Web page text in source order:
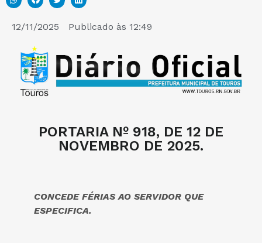
12/11/2025 Publicado às 12:49
PORTARIA Nº 918, DE 12 DE
NOVEMBRO DE 2025.
CONCEDE FÉRIAS AO SERVIDOR QUE
ESPECIFICA.
E-SIC
PERGUNTAS FREQUENTES